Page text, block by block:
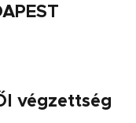
végzettség